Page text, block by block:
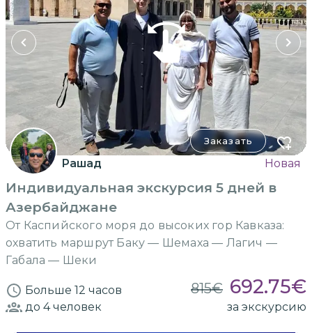
Заказать
Рашад Новая
Индивидуальная экскурсия 5 дней в
Азербайджане
От Каспийского моря до высоких гор Кавказа:
охватить маршрут Баку — Шемаха — Лагич —
Габала — Шеки
Больше 12 часов 815€ 692.75€
до 4человек за экскурсию